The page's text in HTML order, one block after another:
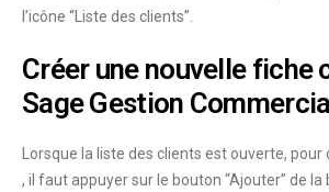
l’icône “Liste des clients”.
Créer une nouvelle fiche
Sage Gestion
Lorsque la liste des clients est ouverte, pour
, il faut appuyer sur le bouton “Ajouter” de la